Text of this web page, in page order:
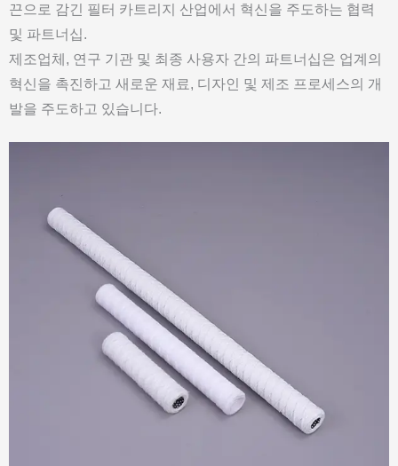
끈으로 감긴 필터 카트리지 산업에서 혁신을 주도하는 협력
및 파트너십.
제조업체, 연구 기관 및 최종 사용자 간의 파트너십은 업계의
혁신을 촉진하고 새로운 재료, 디자인 및 제조 프로세스의 개
발을 주도하고 있습니다.